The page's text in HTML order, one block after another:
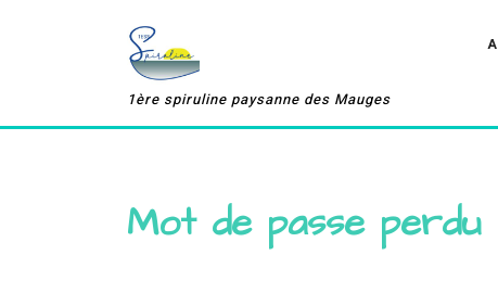
1ère spiruline paysanne des Mauges
Mot de passe perdu